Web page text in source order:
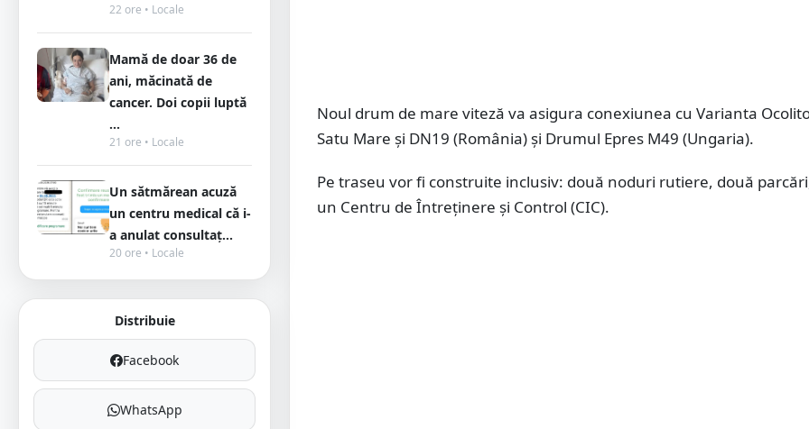
22 ore • Locale
Mamă de doar 36 de
ani, măcinată de
cancer. Doi copii luptă
...
21 ore • Locale
Un sătmărean acuză
un centru medical că i-
a anulat consultaț...
20 ore • Locale
Distribuie
Facebook
WhatsApp
Noul drum de mare viteză va asigura conexiunea cu Varianta
Satu Mare și DN19 (România) și Drumul Epres M49 (Ungaria).
Pe traseu vor fi construite inclusiv: două noduri rutiere, două
un Centru de Întreținere și Control (CIC).